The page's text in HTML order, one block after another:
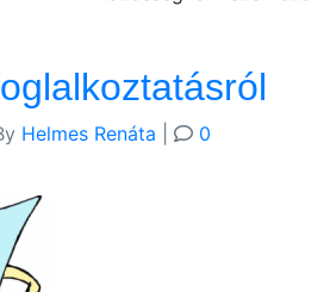
Helmes Renáta
0